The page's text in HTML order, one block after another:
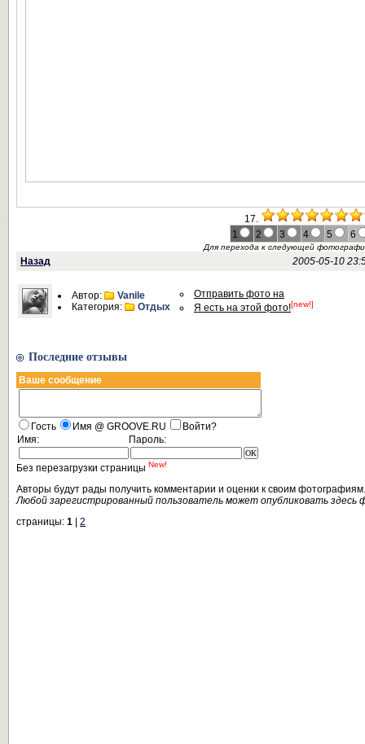
17.
1
2 3 4 5 6
Для перехода к следующей
Назад 2005-05-10
Автор:
Vanile
Категория:
Отдых
Отправить фото на
Я есть на этой фото![new!]
Последние отзывы
Ваше сообщение
Гость Имя @ GROOVE.RU
Войти?
Имя:
Пароль:
Без перезагрузки страницы New!
Авторы будут рады получить комментарии и оценки к своим
Любой зарегистрированный пользователь может опубликовать здесь
страницы: 1 2